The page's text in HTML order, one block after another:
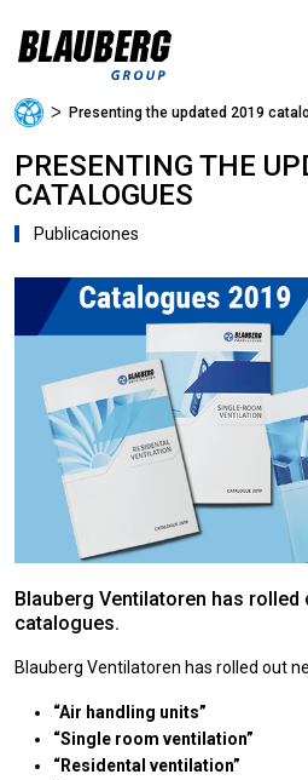
ᐳ Presenting the updated 2019
PRESENTING THE
CATALOGUES
Publicaciones
Blauberg Ventilatoren has
catalogues.
Blauberg Ventilatoren has rolled out
“Air handling units”
“Single room ventilation”
“Residental ventilation”